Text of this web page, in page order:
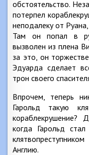
обстоятельство.
потерпел
неподалеку от
Там он попал в
вызволен из плена
за это, он
Эдуарда сделает
трон своего
Впрочем, теперь
Гарольд такую
кораблекрушение?
когда Гарольд
Англию.